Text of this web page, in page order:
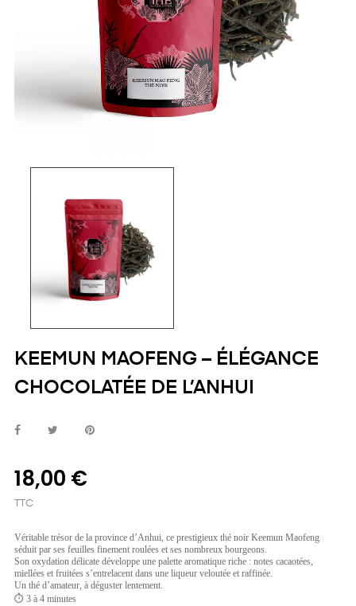
KEEMUN MAOFENG – ÉLÉGANCE
CHOCOLATÉE DE L’ANHUI
18,00 €
TTC
Véritable trésor de la province d’Anhui, ce prestigieux thé noir Keemun Maofeng
séduit par ses feuilles finement roulées et ses nombreux bourgeons.
Son oxydation délicate développe une palette aromatique riche : notes cacaotées,
miellées et fruitées s’entrelacent dans une liqueur veloutée et raffinée.
Un thé d’amateur, à déguster lentement.
⏱️ 3 à 4 minutes